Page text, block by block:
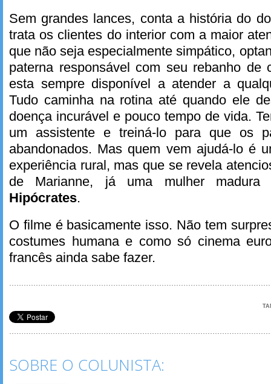
Sem grandes lances, conta a história do
trata os clientes do interior com a maior
que não seja especialmente simpático,
paterna responsável com seu rebanho de
esta sempre disponível a atender a
Tudo caminha na rotina até quando ele
doença incurável e pouco tempo de vida.
um assistente e treiná-lo para que os
abandonados. Mas quem vem ajudá-lo é
experiência rural, mas que se revela
de Marianne, já uma mulher
Hipócrates.
O filme é basicamente isso. Não tem
costumes humana e como só cinema
francês ainda sabe fazer.
SOBRE O COLUNISTA: